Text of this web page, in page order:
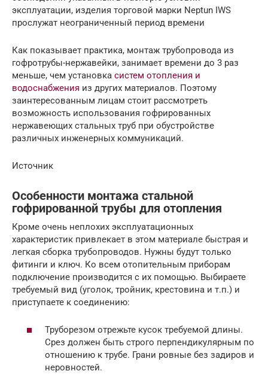
эксплуатации, изделия торговой марки Neptun IWS
прослужат неограниченный период времени
Как показывает практика, монтаж трубопровода из
гофротрубы-нержавейки, занимает времени до 3 раз
меньше, чем установка систем отопления и
водоснабжения из других материалов. Поэтому
заинтересованным лицам стоит рассмотреть
возможность использования гофрированных
нержавеющих стальных труб при обустройстве
различных инженерных коммуникаций.
Источник
Особенности монтажа стальной
гофрированной трубы для отопления
Кроме очень неплохих эксплуатационных
характеристик привлекает в этом материале быстрая и
легкая сборка трубопроводов. Нужны будут только
фитинги и ключ. Ко всем отопительным приборам
подключение производится с их помощью. Выбираете
требуемый вид (уголок, тройник, крестовина и т.п.) и
приступаете к соединению:
Труборезом отрежьте кусок требуемой длины.
Срез должен быть строго перпендикулярным по
отношению к трубе. Грани ровные без задиров и
неровностей.